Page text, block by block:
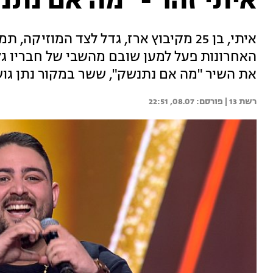
איתי, בן 25 מקיבוץ ארז, גדל לצד
האחרונות פעל למען שובם מהשבי של חבריו
את השיר "מה אם נתנשק", ששר במקור נתן
רשת 13 | 08.07, 22:51